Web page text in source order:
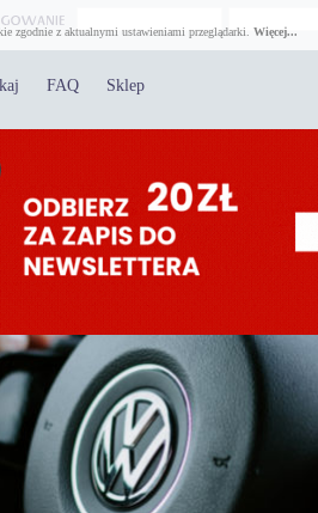
zgodnie z aktualnymi ustawieniami przeglądarki. Więcej...
FAQ Sklep